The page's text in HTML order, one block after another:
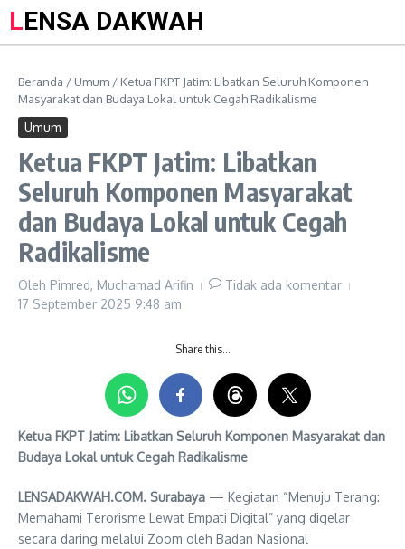
LENSA DAKWAH
Beranda / Umum / Ketua FKPT Jatim: Libatkan Seluruh Komponen
Masyarakat dan Budaya Lokal untuk Cegah Radikalisme
Umum
Ketua FKPT Jatim: Libatkan
Seluruh Komponen Masyarakat
dan Budaya Lokal untuk Cegah
Radikalisme
Oleh Pimred, Muchamad Arifin
Tidak ada komentar
17 September 2025 9:48 am
Share this…
Ketua FKPT Jatim: Libatkan Seluruh Komponen Masyarakat dan
Budaya Lokal untuk Cegah Radikalisme
LENSADAKWAH.COM. Surabaya — Kegiatan “Menuju Terang:
Memahami Terorisme Lewat Empati Digital” yang digelar
secara daring melalui Zoom oleh Badan Nasional